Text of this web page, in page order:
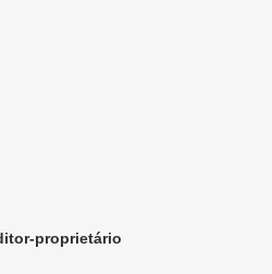
proprietário